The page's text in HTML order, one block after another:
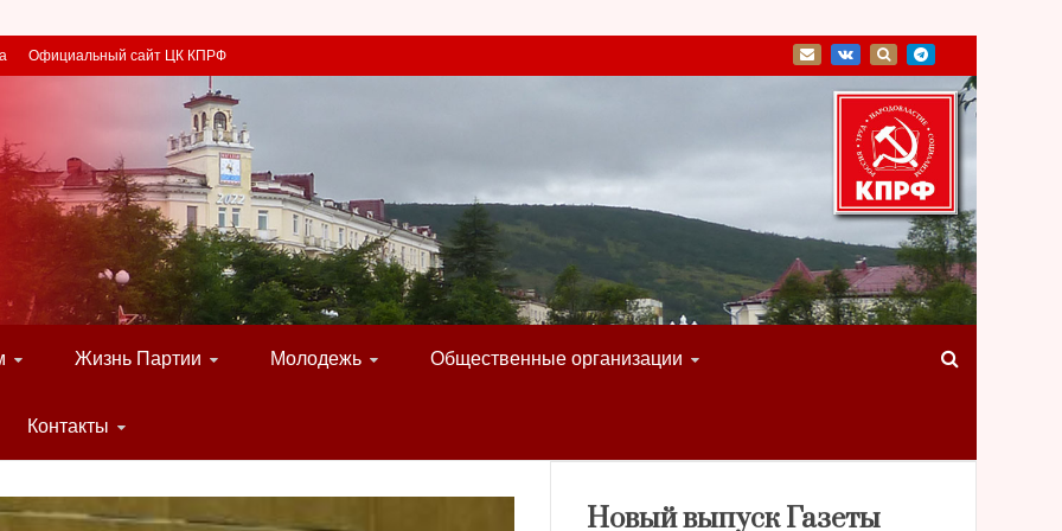
Официальный сайт ЦК КПРФ
Жизнь Партии Молодежь Общественные организации
Контакты
Новый выпуск Газеты